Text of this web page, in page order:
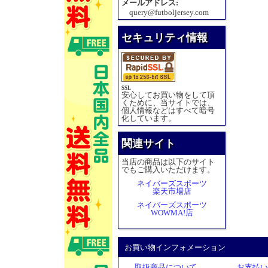
メールアドレス:
query@futboljersey.com
セキュリティ情報
SSL
安心してお買い物をして頂
くために、当サイトでは、
個人情報などはすべて暗号
化しています。
関連サイト
当店の商品は以下のサイト
でもご購入いただけます。
ネイバーズスポーツ
楽天市場店
ネイバーズスポーツ
WOWMA!店
お買い物インフォメーション